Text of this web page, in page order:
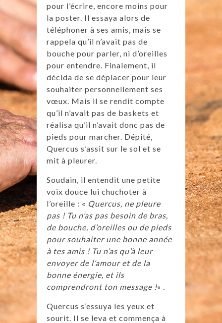
pour l’écrire, encore moins pour
la poster. Il essaya alors de
téléphoner à ses amis, mais se
rappela qu’il n’avait pas de
bouche pour parler, ni d’oreilles
pour entendre. Finalement, il
décida de se déplacer pour leur
souhaiter personnellement ses
vœux. Mais il se rendit compte
qu’il n’avait pas de baskets et
réalisa qu’il n’avait donc pas de
pieds pour marcher. Dépité,
Quercus s’assit sur le sol et se
mit à pleurer.
Soudain, il entendit une petite
voix douce lui chuchoter à
l’oreille : « Quercus, ne pleure
pas ! Tu n’as pas besoin de bras,
de bouche, d’oreilles ou de pieds
pour souhaiter une bonne année
à tes amis ! Tu n’as qu’à leur
envoyer de l’amour et de la
bonne énergie, et ils
comprendront ton message !« .
Quercus s’essuya les yeux et
sourit. Il se leva et commença à